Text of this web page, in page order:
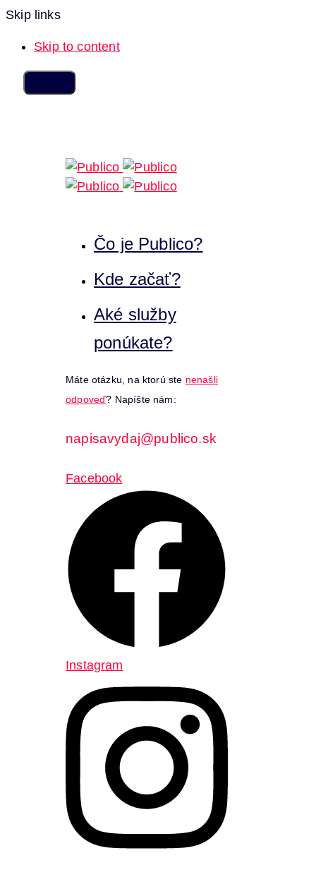
Skip links
Skip to content
Čo je Publico?
Kde začať?
Aké služby
ponúkate?
Máte otázku, na ktorú ste nenašli
odpoveď? Napíšte nám:
napisavydaj@publico.sk
Facebook
Instagram